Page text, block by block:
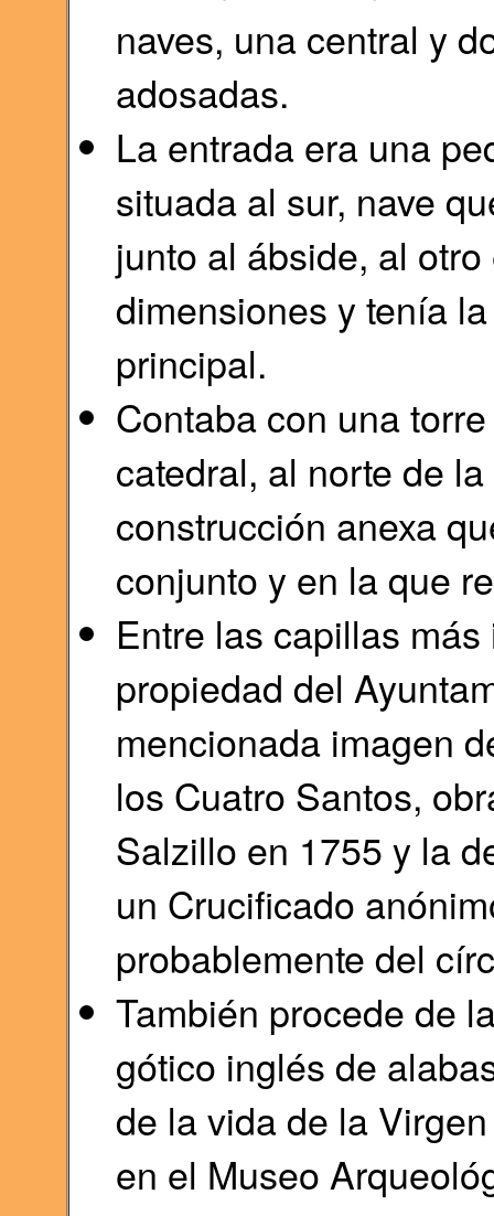
naves, una central y
adosadas.
La entrada era una
situada al sur, nave
junto al ábside, al
dimensiones y tenía
principal.
Contaba con una
catedral, al norte de
construcción anexa
conjunto y en la que
Entre las capillas
propiedad del
mencionada imagen
los Cuatro Santos,
Salzillo en 1755 y la
un Crucificado
probablemente del
También procede de
gótico inglés de
de la vida de la
en el Museo